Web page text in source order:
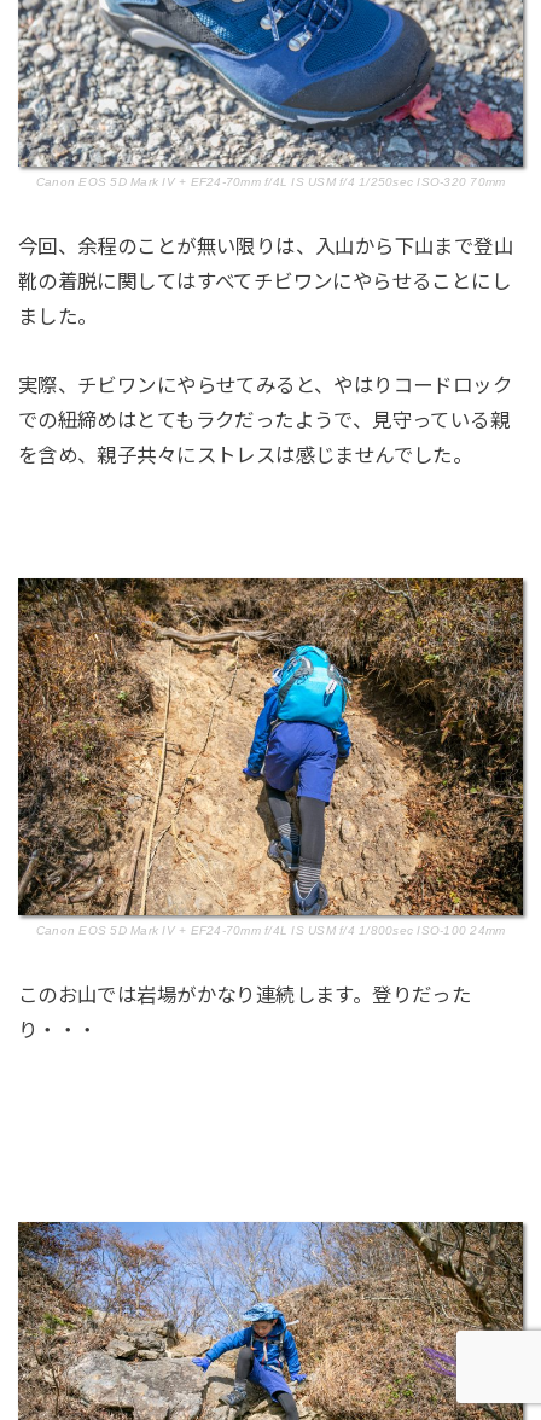
Canon EOS 5D Mark IV + EF24-70mm f/4L IS USM f/4 1/250sec ISO-320 70mm
今回、余程のことが無い限りは、入山から下山まで登山
靴の着脱に関してはすべてチビワンにやらせることにし
ました。
実際、チビワンにやらせてみると、やはりコードロック
での紐締めはとてもラクだったようで、見守っている親
を含め、親子共々にストレスは感じませんでした。
Canon EOS 5D Mark IV + EF24-70mm f/4L IS USM f/4 1/800sec ISO-100 24mm
このお山では岩場がかなり連続します。登りだった
り・・・